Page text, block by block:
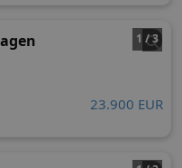
1 / 3
23.900 EUR